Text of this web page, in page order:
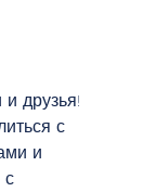
друзья!
с
и
с